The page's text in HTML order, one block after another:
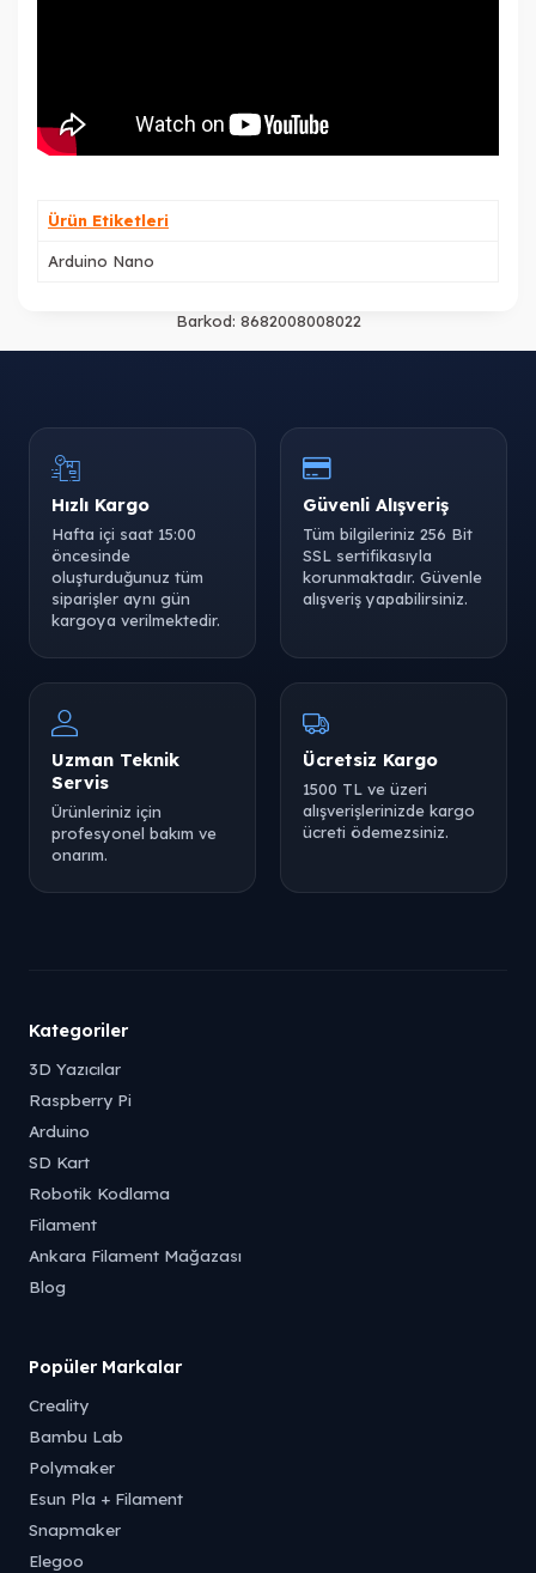
Ürün Etiketleri
Arduino Nano
Barkod: 8682008008022
Hızlı Kargo
Hafta içi saat 15:00
öncesinde
oluşturduğunuz tüm
siparişler aynı gün
kargoya verilmektedir.
Güvenli Alışveriş
Tüm bilgileriniz 256 Bit
SSL sertifikasıyla
korunmaktadır. Güvenle
alışveriş yapabilirsiniz.
Uzman Teknik
Servis
Ürünleriniz için
profesyonel bakım ve
onarım.
Ücretsiz Kargo
1500 TL ve üzeri
alışverişlerinizde kargo
ücreti ödemezsiniz.
Kategoriler
3D Yazıcılar
Raspberry Pi
Arduino
SD Kart
Robotik Kodlama
Filament
Ankara Filament Mağazası
Blog
Popüler Markalar
Creality
Bambu Lab
Polymaker
Esun Pla + Filament
Snapmaker
Elegoo